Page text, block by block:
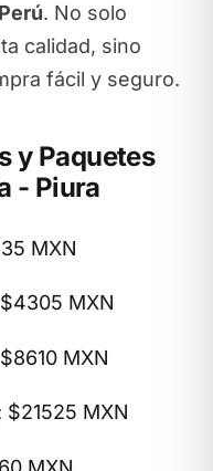
. No solo
calidad, sino
fácil y seguro.
y Paquetes
- Piura
MXN
MXN
MXN
$21525 MXN